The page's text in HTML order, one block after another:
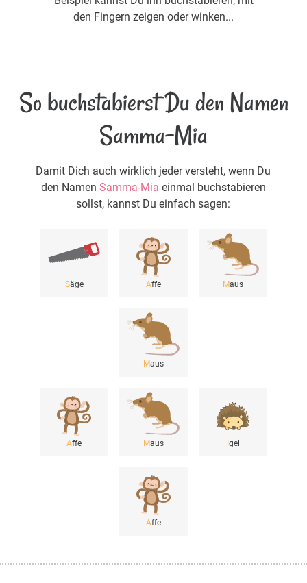
den Fingern zeigen oder winken...
So buchstabierst Du den Namen
Samma-Mia
Damit Dich auch wirklich jeder versteht, wenn Du
den Namen Samma-Mia einmal buchstabieren
sollst, kannst Du einfach sagen:
Säge Affe Maus
Maus
Affe Maus gel
Affe